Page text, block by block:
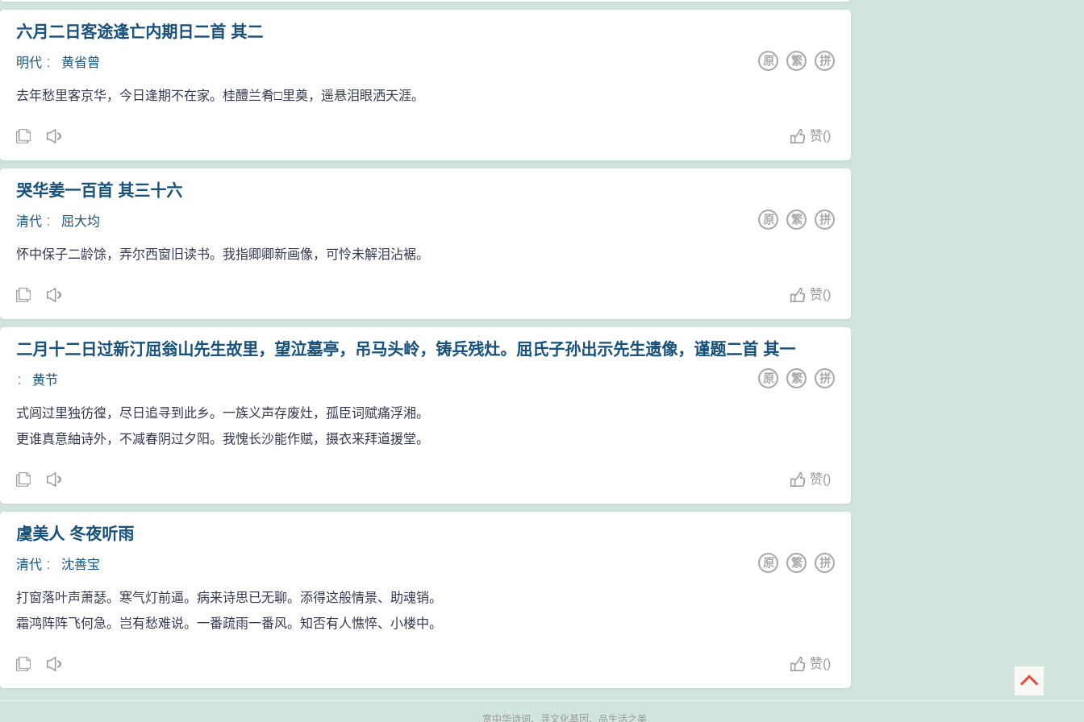
六月二日客途逢亡内期日二首 其二
明代 ： 黄省曾 拼
繁
原
去年愁里客京华，今日逢期不在家。桂醴兰肴□里奠，遥悬泪眼洒天涯。
赞()
哭华姜一百首 其三十六
清代 ： 屈大均 拼
繁
原
怀中保子二龄馀，弄尔西窗旧读书。我指卿卿新画像，可怜未解泪沾裾。
赞()
二月十二日过新汀屈翁山先生故里，望泣墓亭，吊马头岭，铸兵残灶。屈氏子孙出示先生遗像，谨题二首 其一
： 黄节 拼
繁
原
式闾过里独彷徨，尽日追寻到此乡。一族义声存废灶，孤臣词赋痛浮湘。
更谁真意紬诗外，不减春阴过夕阳。我愧长沙能作赋，摄衣来拜道援堂。
赞()
虞美人 冬夜听雨
清代 ： 沈善宝 拼
繁
原
打窗落叶声萧瑟。寒气灯前逼。病来诗思已无聊。添得这般情景、助魂销。
霜鸿阵阵飞何急。岂有愁难说。一番疏雨一番风。知否有人憔悴、小楼中。
赞()
赏中华诗词、寻文化基因、品生活之美